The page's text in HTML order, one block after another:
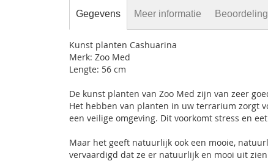
Gegevens
Kunst planten Cashuarina
Merk:Zoo Med
Lengte: 56 cm
De kunst planten van Zoo Med zijn van zeer
Het hebben van planten in uw terrarium zorgt
een veilige omgeving. Dit voorkomt stress en
Maar het geeft natuurlijk ook een mooie,
vervaardigd dat ze er natuurlijk en mooi uit
Meer informatie